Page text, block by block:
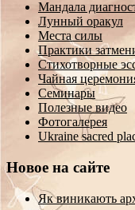
Мандала
Лунный оракул
Места силы
Практики
Стихотворные
Чайная
Семинары
Полезные видео
Фотогалерея
Ukraine sacred
Новое на сайте
Як виникають